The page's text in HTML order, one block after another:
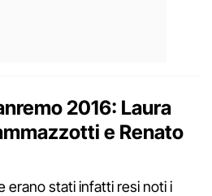
2016: Laura
e Renato
erano stati infatti resi noti i